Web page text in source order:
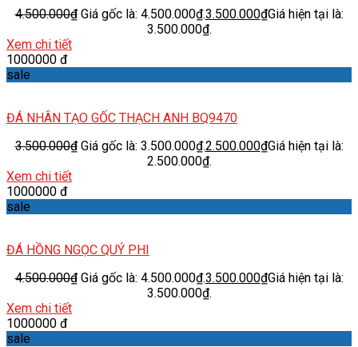
4.500.000₫ Giá gốc là: 4.500.000₫.3.500.000₫Giá hiện tại là:
3.500.000₫.
Xem chi tiết
1000000 đ
sale
ĐÁ NHÂN TẠO GỐC THẠCH ANH BQ9470
3.500.000₫ Giá gốc là: 3.500.000₫.2.500.000₫Giá hiện tại là:
2.500.000₫.
Xem chi tiết
1000000 đ
sale
ĐÁ HỒNG NGỌC QUÝ PHI
4.500.000₫ Giá gốc là: 4.500.000₫.3.500.000₫Giá hiện tại là:
3.500.000₫.
Xem chi tiết
1000000 đ
sale